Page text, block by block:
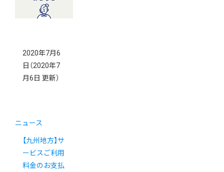
2020年7月6
日 （2020年7
月6日 更新）
ニュース
【九州地方】サ
ービスご利用
料金のお支払